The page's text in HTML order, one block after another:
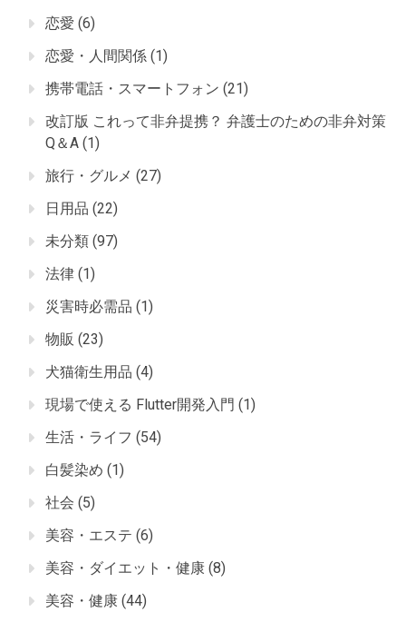
恋愛 (6)
恋愛・人間関係 (1)
携帯電話・スマートフォン (21)
改訂版 これって非弁提携？ 弁護士のための非弁対策
Q＆A (1)
旅行・グルメ (27)
日用品 (22)
未分類 (97)
法律 (1)
災害時必需品 (1)
物販 (23)
犬猫衛生用品 (4)
現場で使える Flutter開発入門 (1)
生活・ライフ (54)
白髪染め (1)
社会 (5)
美容・エステ (6)
美容・ダイエット・健康 (8)
美容・健康 (44)